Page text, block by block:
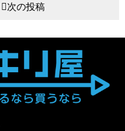
次の投稿